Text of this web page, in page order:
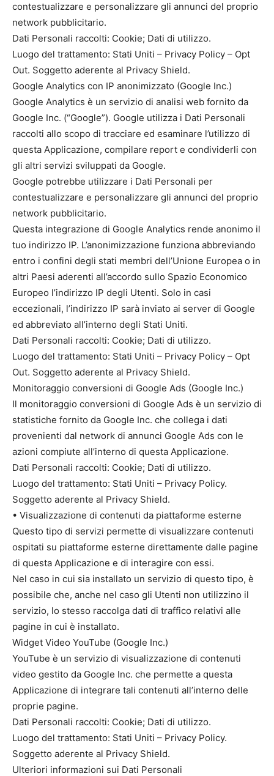
contestualizzare e personalizzare gli annunci del proprio
network pubblicitario.
Dati Personali raccolti: Cookie; Dati di utilizzo.
Luogo del trattamento: Stati Uniti – Privacy Policy – Opt
Out. Soggetto aderente al Privacy Shield.
Google Analytics con IP anonimizzato (Google Inc.)
Google Analytics è un servizio di analisi web fornito da
Google Inc. (“Google”). Google utilizza i Dati Personali
raccolti allo scopo di tracciare ed esaminare l’utilizzo di
questa Applicazione, compilare report e condividerli con
gli altri servizi sviluppati da Google.
Google potrebbe utilizzare i Dati Personali per
contestualizzare e personalizzare gli annunci del proprio
network pubblicitario.
Questa integrazione di Google Analytics rende anonimo il
tuo indirizzo IP. L’anonimizzazione funziona abbreviando
entro i confini degli stati membri dell’Unione Europea o in
altri Paesi aderenti all’accordo sullo Spazio Economico
Europeo l’indirizzo IP degli Utenti. Solo in casi
eccezionali, l’indirizzo IP sarà inviato ai server di Google
ed abbreviato all’interno degli Stati Uniti.
Dati Personali raccolti: Cookie; Dati di utilizzo.
Luogo del trattamento: Stati Uniti – Privacy Policy – Opt
Out. Soggetto aderente al Privacy Shield.
Monitoraggio conversioni di Google Ads (Google Inc.)
Il monitoraggio conversioni di Google Ads è un servizio di
statistiche fornito da Google Inc. che collega i dati
provenienti dal network di annunci Google Ads con le
azioni compiute all’interno di questa Applicazione.
Dati Personali raccolti: Cookie; Dati di utilizzo.
Luogo del trattamento: Stati Uniti – Privacy Policy.
Soggetto aderente al Privacy Shield.
• Visualizzazione di contenuti da piattaforme esterne
Questo tipo di servizi permette di visualizzare contenuti
ospitati su piattaforme esterne direttamente dalle pagine
di questa Applicazione e di interagire con essi.
Nel caso in cui sia installato un servizio di questo tipo, è
possibile che, anche nel caso gli Utenti non utilizzino il
servizio, lo stesso raccolga dati di traffico relativi alle
pagine in cui è installato.
Widget Video YouTube (Google Inc.)
YouTube è un servizio di visualizzazione di contenuti
video gestito da Google Inc. che permette a questa
Applicazione di integrare tali contenuti all’interno delle
proprie pagine.
Dati Personali raccolti: Cookie; Dati di utilizzo.
Luogo del trattamento: Stati Uniti – Privacy Policy.
Soggetto aderente al Privacy Shield.
Ulteriori informazioni sui Dati Personali